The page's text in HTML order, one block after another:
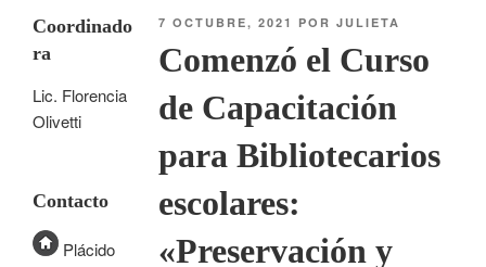
7 OCTUBRE, 2021 PORJULIETA
Comenzó el Curso
de Capacitación
para Bibliotecarios
escolares:
«Preservación y
Coordinado
ra
Lic. Florencia
Olivetti
Contacto
Plácido